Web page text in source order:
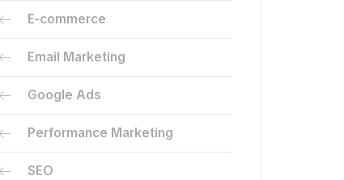
E-commerce
Email Marketing
Google Ads
Performance Marketing
SEO